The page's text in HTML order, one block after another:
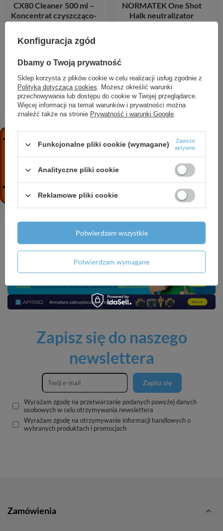
CX80 Cleaner 500 ml –
Koncentrat czyszcząco-
odtłuszczający do metalu,
plastiku i lakieru
NORMATEK One Shot
Halk neutralizator
zapachów 600 ml
NORMATEK One Shot
Thor neutralizator
zapachów 600 ml
17,99 zł / szt.
NORMATEK One Shot
Owoce Leśne
neutralizator zapachów
17,99 zł / szt.
Zapisz się do naszego
newslettera
Zapisz się
Wyrażam zgodę na przetwarzanie podanych powyżej danych
osobowych w celu otrzymywania newslettera
Wyrażam zgodę na otrzymywanie informacji handlowych o
wybranych produktach i promocjach
Zamówienia
Konfiguracja zgód
Dbamy o Twoją prywatność
Sklep korzysta z plików cookie w celu realizacji usług zgodnie z
Polityką dotyczącą cookies. Możesz określić warunki
przechowywania lub dostępu do cookie w Twojej przeglądarce.
Więcej informacji na temat warunków i prywatności można
znaleźć także na stronie Prywatność i warunki Google.
Funkcjonalne pliki cookie (wymagane)
Zawsze
aktywne
Analityczne pliki cookie
Reklamowe pliki cookie
Potwierdzam wymagane
Potwierdzam wszystkie